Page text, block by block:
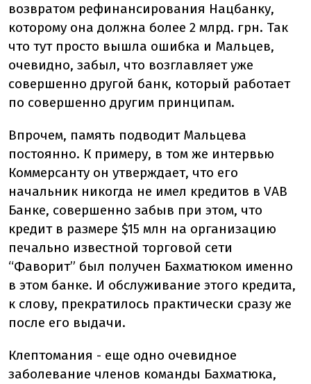
возвратом рефинансирования Нацбанку,
которому она должна более 2 млрд. грн. Так
что тут просто вышла ошибка и Мальцев,
очевидно, забыл, что возглавляет уже
совершенно другой банк, который работает
по совершенно другим принципам.
Впрочем, память подводит Мальцева
постоянно. К примеру, в том же интервью
Коммерсанту он утверждает, что его
начальник никогда не имел кредитов в VAB
Банке, совершенно забыв при этом, что
кредит в размере $15 млн на организацию
печально известной торговой сети
“Фаворит” был получен Бахматюком именно
в этом банке. И обслуживание этого кредита,
к слову, прекратилось практически сразу же
после его выдачи.
Клептомания - еще одно очевидное
заболевание членов команды Бахматюка,